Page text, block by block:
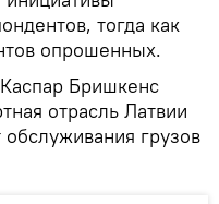
тогда как
опрошенных.
Бришкенс
отрасль Латвии
грузов